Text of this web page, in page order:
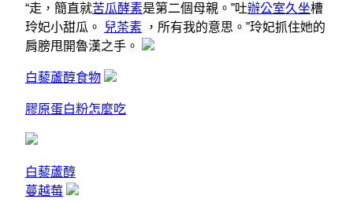
“走，簡直就苦瓜酵素是第二個母親。”吐辦公室久坐槽
玲妃小甜瓜。
兒茶素 ，所有我的意思。”玲妃抓住她的
肩膀甩開魯漢之手。
白藜蘆醇食物
膠原蛋白粉怎麼吃
白藜蘆醇
蔓越莓